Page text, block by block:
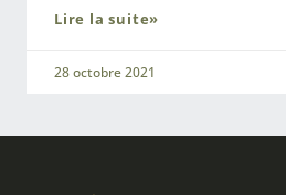
Lire la suite»
28 octobre 2021